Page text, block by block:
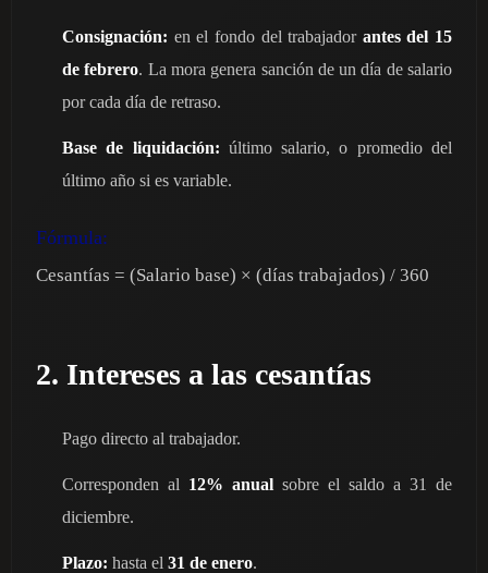
Consignación: en el fondo del trabajador antes del 15
de febrero. La mora genera sanción de un día de salario
por cada día de retraso.
Base de liquidación: último salario, o promedio del
último año si es variable.
Fórmula:
Cesantías = (Salario base) × (días trabajados) / 360
2. Intereses a las cesantías
Pago directo al trabajador.
Corresponden al 12% anual sobre el saldo a 31 de
diciembre.
Plazo: hasta el 31 de enero.